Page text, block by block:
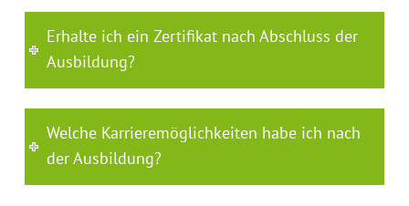
Erhalte ich ein Zertifikat nach Abschluss der
Ausbildung?
Welche Karrieremöglichkeiten habe ich nach
der Ausbildung?